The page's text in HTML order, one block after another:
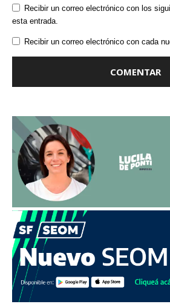
Recibir un correo electrónico con los
esta entrada.
Recibir un correo electrónico con cada